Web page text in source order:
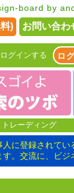
board by
) お問い合わ
グインする ロ
レーディング
人に登録されてい
す。交流に、ビジ